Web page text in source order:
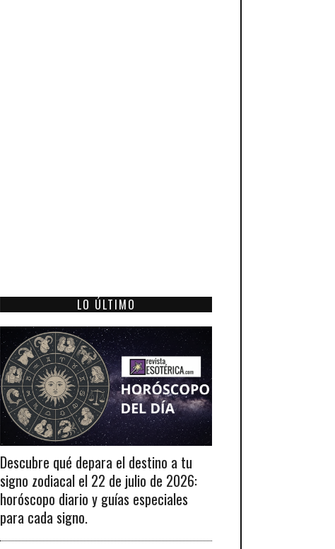
LO ÚLTIMO
Descubre qué depara el destino a tu
signo zodiacal el 22 de julio de 2026:
horóscopo diario y guías especiales
para cada signo.